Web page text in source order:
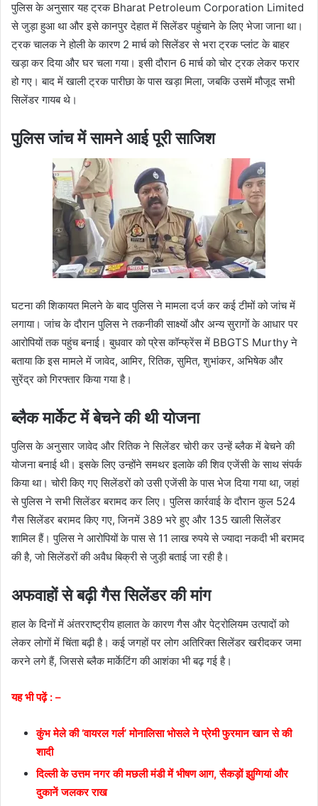
पुलिस के अनुसार यह ट्रक Bharat Petroleum Corporation Limited
से जुड़ा हुआ था और इसे कानपुर देहात में सिलेंडर पहुंचाने के लिए भेजा जाना था।
ट्रक चालक ने होली के कारण 2 मार्च को सिलेंडर से भरा ट्रक प्लांट के बाहर
खड़ा कर दिया और घर चला गया। इसी दौरान 6 मार्च को चोर ट्रक लेकर फरार
हो गए। बाद में खाली ट्रक पारीछा के पास खड़ा मिला, जबकि उसमें मौजूद सभी
सिलेंडर गायब थे।
पुलिस जांच में सामने आई पूरी साजिश
घटना की शिकायत मिलने के बाद पुलिस ने मामला दर्ज कर कई टीमों को जांच में
लगाया। जांच के दौरान पुलिस ने तकनीकी साक्ष्यों और अन्य सुरागों के आधार पर
आरोपियों तक पहुंच बनाई। बुधवार को प्रेस कॉन्फ्रेंस में BBGTS Murthy ने
बताया कि इस मामले में जावेद, आमिर, रितिक, सुमित, शुभांकर, अभिषेक और
सुरेंद्र को गिरफ्तार किया गया है।
ब्लैक मार्केट में बेचने की थी योजना
पुलिस के अनुसार जावेद और रितिक ने सिलेंडर चोरी कर उन्हें ब्लैक में बेचने की
योजना बनाई थी। इसके लिए उन्होंने समथर इलाके की शिव एजेंसी के साथ संपर्क
किया था। चोरी किए गए सिलेंडरों को उसी एजेंसी के पास भेज दिया गया था, जहां
से पुलिस ने सभी सिलेंडर बरामद कर लिए। पुलिस कार्रवाई के दौरान कुल 524
गैस सिलेंडर बरामद किए गए, जिनमें 389 भरे हुए और 135 खाली सिलेंडर
शामिल हैं। पुलिस ने आरोपियों के पास से 11 लाख रुपये से ज्यादा नकदी भी बरामद
की है, जो सिलेंडरों की अवैध बिक्री से जुड़ी बताई जा रही है।
अफवाहों से बढ़ी गैस सिलेंडर की मांग
हाल के दिनों में अंतरराष्ट्रीय हालात के कारण गैस और पेट्रोलियम उत्पादों को
लेकर लोगों में चिंता बढ़ी है। कई जगहों पर लोग अतिरिक्त सिलेंडर खरीदकर जमा
करने लगे हैं, जिससे ब्लैक मार्केटिंग की आशंका भी बढ़ गई है।
यह भी पढ़ें : –
कुंभ मेले की ‘वायरल गर्ल’ मोनालिसा भोसले ने प्रेमी फुरमान खान से की
शादी
दिल्ली के उत्तम नगर की मछली मंडी में भीषण आग, सैकड़ों झुग्गियां और
दुकानें जलकर राख